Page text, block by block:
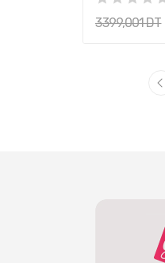
3 399,001 DT